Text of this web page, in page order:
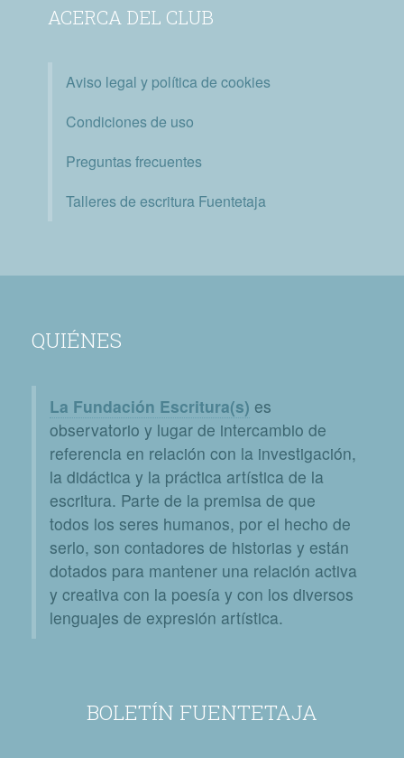
ACERCA DEL CLUB
Aviso legal y política de cookies
Condiciones de uso
Preguntas frecuentes
Talleres de escritura Fuentetaja
QUIÉNES
La Fundación Escritura(s) es
observatorio y lugar de intercambio de
referencia en relación con la investigación,
la didáctica y la práctica artística de la
escritura. Parte de la premisa de que
todos los seres humanos, por el hecho de
serlo, son contadores de historias y están
dotados para mantener una relación activa
y creativa con la poesía y con los diversos
lenguajes de expresión artística.
BOLETÍN FUENTETAJA